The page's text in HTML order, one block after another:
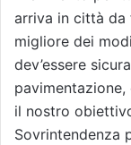
arriva in città da
migliore dei
dev’essere
il nostro
Sovrintendenza